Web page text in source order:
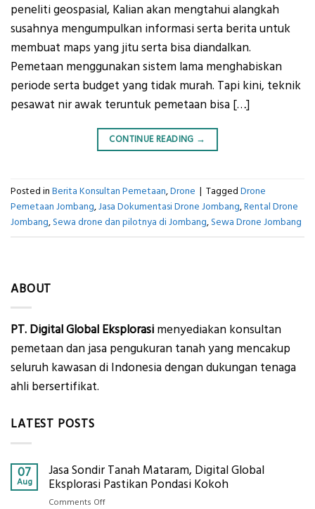
peneliti geospasial, Kalian akan mengtahui alangkah
susahnya mengumpulkan informasi serta berita untuk
membuat maps yang jitu serta bisa diandalkan.
Pemetaan menggunakan sistem lama menghabiskan
periode serta budget yang tidak murah. Tapi kini, teknik
pesawat nir awak teruntuk pemetaan bisa […]
CONTINUE READING →
Posted in Berita Konsultan Pemetaan,Drone | Tagged Drone
Pemetaan Jombang,Jasa Dokumentasi Drone Jombang,Rental Drone
Jombang,Sewa drone dan pilotnya di Jombang,Sewa Drone Jombang
ABOUT
PT. Digital Global Eksplorasi menyediakan konsultan
pemetaan dan jasa pengukuran tanah yang mencakup
seluruh kawasan di Indonesia dengan dukungan tenaga
ahli bersertifikat.
LATEST POSTS
07
Aug
Jasa Sondir Tanah Mataram, Digital Global
Eksplorasi Pastikan Pondasi Kokoh
Comments Offon